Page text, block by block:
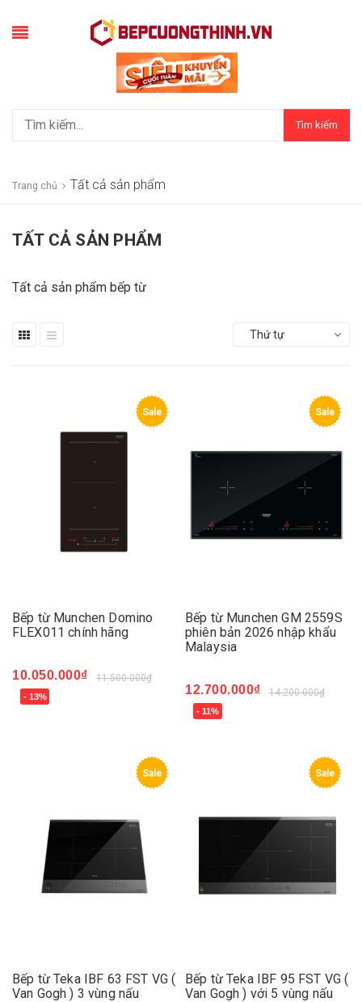
Tìm kiếm
Trang chủ Tất cả sản phẩm
TẤT CẢ SẢN PHẨM
Tất cả sản phẩm bếp từ
Thứ tự
Sale
Bếp từ Munchen Domino
FLEX011 chính hãng
10.050.000₫ 11.500.000₫
- 13%
Sale
Bếp từ Munchen GM 2559S
phiên bản 2026 nhập khẩu
Malaysia
12.700.000₫ 14.200.000₫
- 11%
Sale
Bếp từ Teka IBF 63 FST VG (
Van Gogh ) 3 vùng nấu
Sale
Bếp từ Teka IBF 95 FST VG (
Van Gogh ) với 5 vùng nấu